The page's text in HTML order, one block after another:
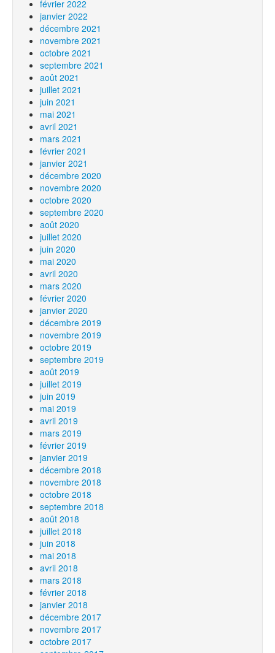
février 2022
janvier 2022
décembre 2021
novembre 2021
octobre 2021
septembre 2021
août 2021
juillet 2021
juin 2021
mai 2021
avril 2021
mars 2021
février 2021
janvier 2021
décembre 2020
novembre 2020
octobre 2020
septembre 2020
août 2020
juillet 2020
juin 2020
mai 2020
avril 2020
mars 2020
février 2020
janvier 2020
décembre 2019
novembre 2019
octobre 2019
septembre 2019
août 2019
juillet 2019
juin 2019
mai 2019
avril 2019
mars 2019
février 2019
janvier 2019
décembre 2018
novembre 2018
octobre 2018
septembre 2018
août 2018
juillet 2018
juin 2018
mai 2018
avril 2018
mars 2018
février 2018
janvier 2018
décembre 2017
novembre 2017
octobre 2017